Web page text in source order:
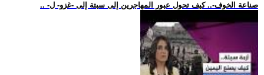
.. -صناعة الخوف-.. كيف تحول عبور المهاجرين إلى سبتة إلى -غزو- ل